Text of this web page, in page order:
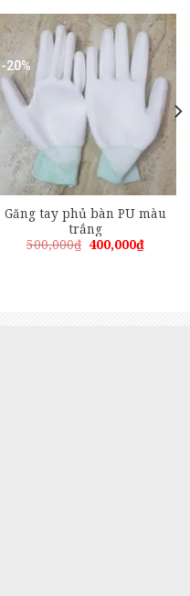
-20%
Găng tay phủ bàn PU màu
trắng
500,000₫ Giá
gốc
400,000₫Giá
hiện